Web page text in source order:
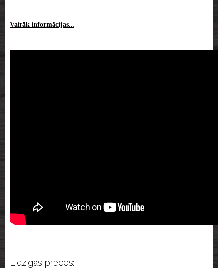
Vairāk informācijas...
Līdzīgas preces: